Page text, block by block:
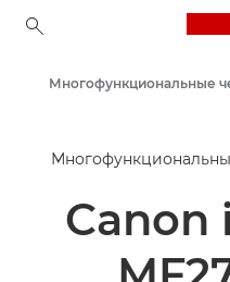
Решения и услуги
Canon